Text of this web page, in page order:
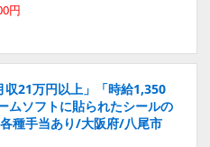
円
21万円以上」「時給1,350
ムソフトに貼られたシールの
種手当あり/大阪府/八尾市